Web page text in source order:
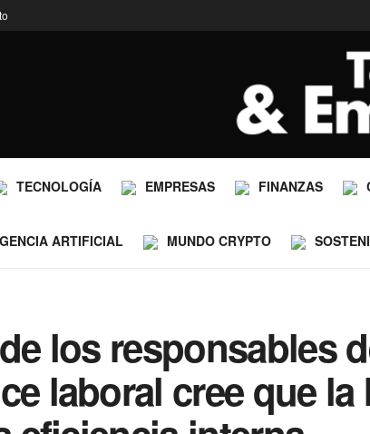
TECNOLOGÍA EMPRESAS FINANZAS
ARTIFICIAL MUNDO CRYPTO
los responsables
laboral cree que la